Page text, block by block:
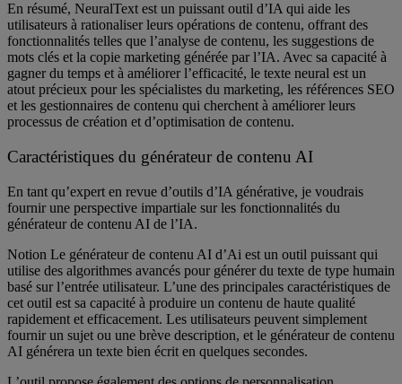
En résumé, NeuralText est un puissant outil d’IA qui aide les
utilisateurs à rationaliser leurs opérations de contenu, offrant des
fonctionnalités telles que l’analyse de contenu, les suggestions de
mots clés et la copie marketing générée par l’IA. Avec sa capacité à
gagner du temps et à améliorer l’efficacité, le texte neural est un
atout précieux pour les spécialistes du marketing, les références SEO
et les gestionnaires de contenu qui cherchent à améliorer leurs
processus de création et d’optimisation de contenu.
Caractéristiques du générateur de contenu AI
En tant qu’expert en revue d’outils d’IA générative, je voudrais
fournir une perspective impartiale sur les fonctionnalités du
générateur de contenu AI de l’IA.
Notion Le générateur de contenu AI d’Ai est un outil puissant qui
utilise des algorithmes avancés pour générer du texte de type humain
basé sur l’entrée utilisateur. L’une des principales caractéristiques de
cet outil est sa capacité à produire un contenu de haute qualité
rapidement et efficacement. Les utilisateurs peuvent simplement
fournir un sujet ou une brève description, et le générateur de contenu
AI générera un texte bien écrit en quelques secondes.